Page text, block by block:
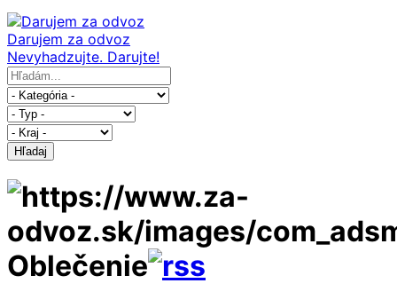
Darujem za odvoz
Nevyhadzujte. Darujte!
Hľadaj
Oblečenie